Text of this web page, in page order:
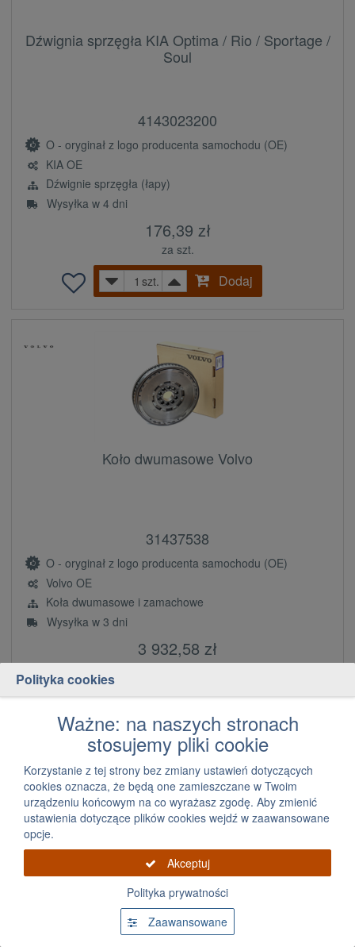
Dźwignia sprzęgła KIA Optima / Rio / Sportage /
Soul
4143023200
O - oryginał z logo producenta samochodu (OE)
KIA OE
Dźwignie sprzęgła (łapy)
Wysyłka w 4 dni
176,39 zł
za szt.
szt.
Dodaj
Koło dwumasowe Volvo
31437538
O - oryginał z logo producenta samochodu (OE)
Volvo OE
Koła dwumasowe i zamachowe
Wysyłka w 3 dni
3 932,58 zł
za szt.
szt.
Dodaj
Koło zamachowe
Polityka cookies
Ważne: na naszych stronach
stosujemy pliki cookie
Korzystanie z tej strony bez zmiany ustawień dotyczących
cookies oznacza, że będą one zamieszczane w Twoim
urządzeniu końcowym na co wyrażasz zgodę. Aby zmienić
ustawienia dotyczące plików cookies wejdź w zaawansowane
opcje.
Akceptuj
Polityka prywatności
Zaawansowane